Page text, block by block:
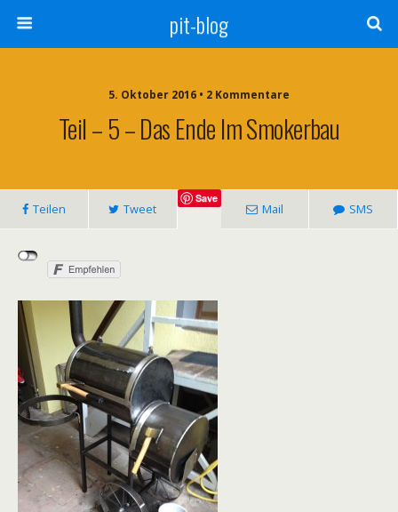
pit-blog
5. Oktober 2016 • 2 Kommentare
Teil – 5 – Das Ende Im Smokerbau
Teilen Tweet
Save
Mail SMS